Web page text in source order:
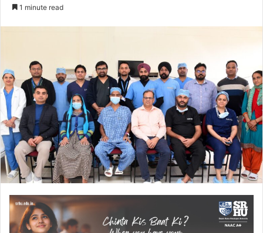
1 minute read